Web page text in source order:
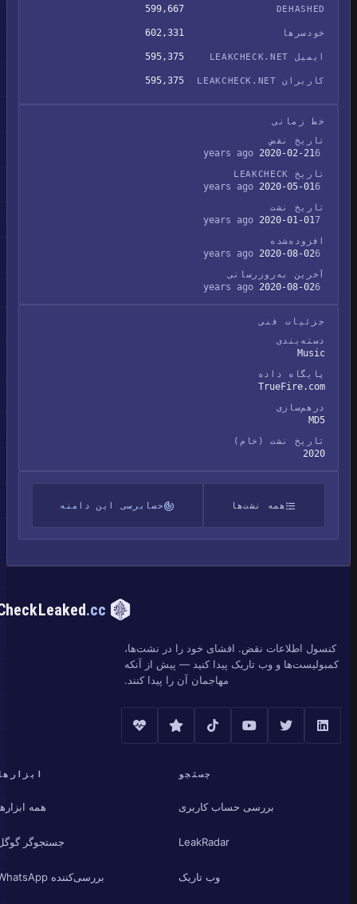
DEHASHED
599,667
خودسرها 602,331
ایمیل LEAKCHECK.NET 595,375
کاربران LEAKCHECK.NET 595,375
خط زمانی
تاریخ نقض
2020-02-21
تاریخ LEAKCHECK
2020-05-01
تاریخ نشت
2020-01-01
افزوده‌شده
2020-08-02
آخرین به‌روزرسانی
2020-08-02
جزئیات فنی
دسته‌بندی
Music
پایگاه داده
TrueFire.com
درهم‌سازی
MD5
تاریخ نشت (خام)
2020
همه نشت‌ها حسابرسی این دامنه
CheckLeaked.cc
کنسول اطلاعات نقض. افشای خود را در نشت‌ها،
کمبولیست‌ها و وب تاریک پیدا کنید — پیش از آنکه
مهاجمان آن را پیدا کنند.
جستجو
بررسی حساب کاربری
LeakRadar
وب تاریک
ابزارها
همه ابزارها
جستجوگر گوگل
بررسی‌کننده WhatsApp